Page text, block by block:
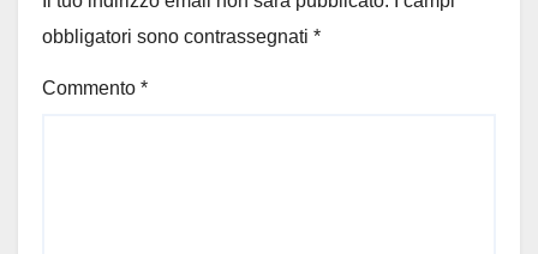
obbligatori sono contrassegnati *
Commento *